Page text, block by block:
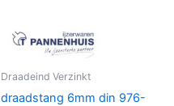
Draadeind Verzinkt
draadstang 6mm din 976-